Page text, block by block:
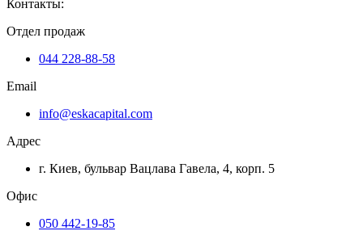
Контакты:
Отдел продаж
044 228-88-58
Email
info@eskacapital.com
Адрес
г. Киев, бульвар Вацлава Гавела, 4, корп. 5
Офис
050 442-19-85